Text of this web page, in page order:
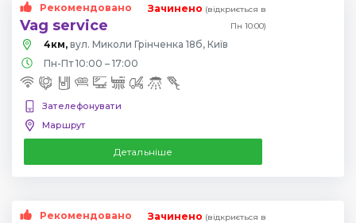
Рекомендовано
Vag service
Зачинено (відкриється в
Пн 10:00)
4км, вул. Миколи Грінченка 18б, Київ
Пн-Пт 10:00 – 17:00
Зателефонувати
Маршрут
Детальніше
Рекомендовано Зачинено (відкриється в